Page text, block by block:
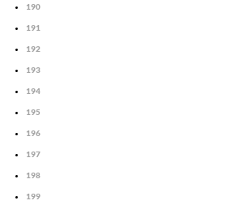
190
191
192
193
194
195
196
197
198
199